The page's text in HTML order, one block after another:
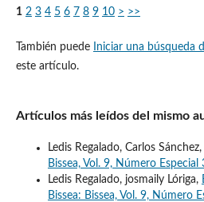
1 2 3 4 5 6 7 8 9 10 > >>
También puede Iniciar una búsqueda
este artículo.
Artículos más leídos del mismo
Ledis Regalado, Carlos Sánchez,
Bissea, Vol. 9, Número
Ledis Regalado, josmaily Lóriga,
Bissea: Bissea, Vol. 9, Número